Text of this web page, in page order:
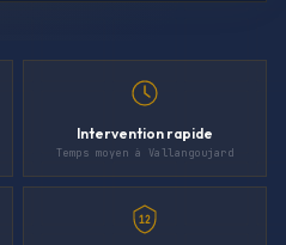
Intervention rapide
Temps moyen à Vallangoujard
12